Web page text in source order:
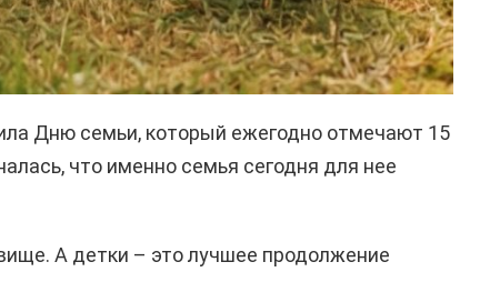
Дню семьи, который ежегодно отмечают 15
что именно семья сегодня для нее
А детки – это лучшее продолжение